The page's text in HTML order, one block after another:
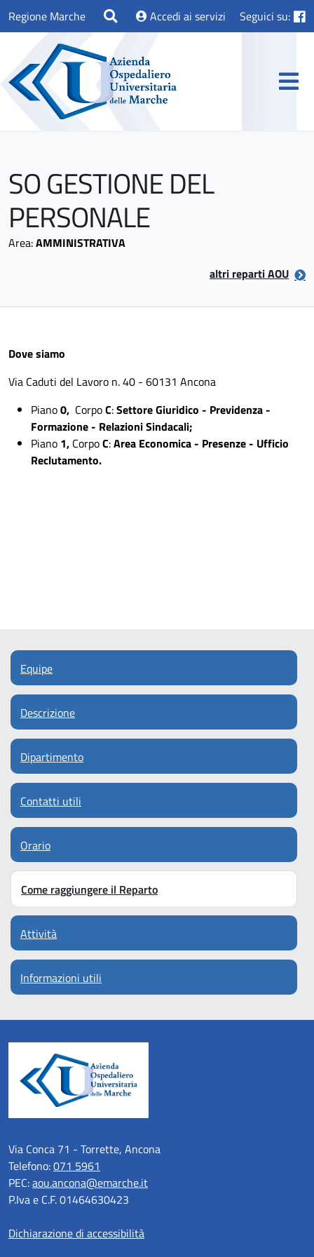
Regione Marche Accedi ai servizi Seguici su:
SO GESTIONE DEL
PERSONALE
Area:AMMINISTRATIVA
altri reparti AOU
Dove siamo
Via Caduti del Lavoro n. 40 - 60131 Ancona
Piano0, CorpoC:Settore Giuridico - Previdenza -
Formazione - Relazioni Sindacali;
Piano 1, CorpoC:Area Economica - Presenze - Ufficio
Reclutamento.
Equipe
Descrizione
Dipartimento
Contatti utili
Orario
Come raggiungere il Reparto
Attività
Informazioni utili
Via Conca 71 - Torrette, Ancona
Telefono:071 5961
PEC:aou.ancona@emarche.it
P.Iva e C.F. 01464630423
Dichiarazione di accessibilità